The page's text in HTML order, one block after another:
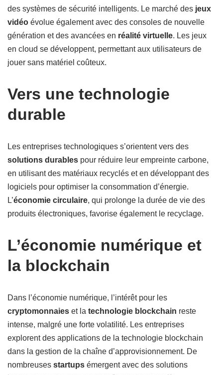
des systèmes de sécurité intelligents. Le marché des jeux
vidéo évolue également avec des consoles de nouvelle
génération et des avancées en réalité virtuelle. Les jeux
en cloud se développent, permettant aux utilisateurs de
jouer sans matériel coûteux.
Vers une technologie
durable
Les entreprises technologiques s’orientent vers des
solutions durables pour réduire leur empreinte carbone,
en utilisant des matériaux recyclés et en développant des
logiciels pour optimiser la consommation d’énergie.
L’économie circulaire, qui prolonge la durée de vie des
produits électroniques, favorise également le recyclage.
L’économie numérique et
la blockchain
Dans l’économie numérique, l’intérêt pour les
cryptomonnaies et la technologie blockchain reste
intense, malgré une forte volatilité. Les entreprises
explorent des applications de la technologie blockchain
dans la gestion de la chaîne d’approvisionnement. De
nombreuses startups émergent avec des solutions